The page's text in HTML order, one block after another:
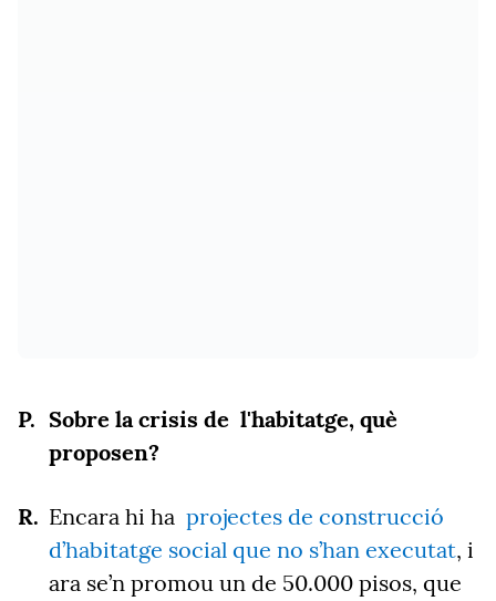
Sobre la crisis de l'habitatge, què
proposen?
Encara hi ha projectes de construcció
d’habitatge social que no s’han executat, i
ara se’n promou un de 50.000 pisos, que